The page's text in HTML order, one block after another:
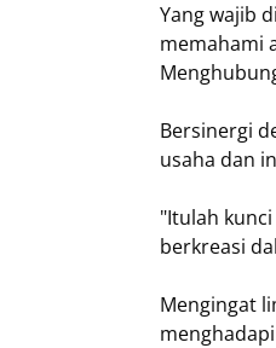
Yang wajib
memahami
Bersinergi
usaha dan
"Itulah
berkreasi
Mengingat